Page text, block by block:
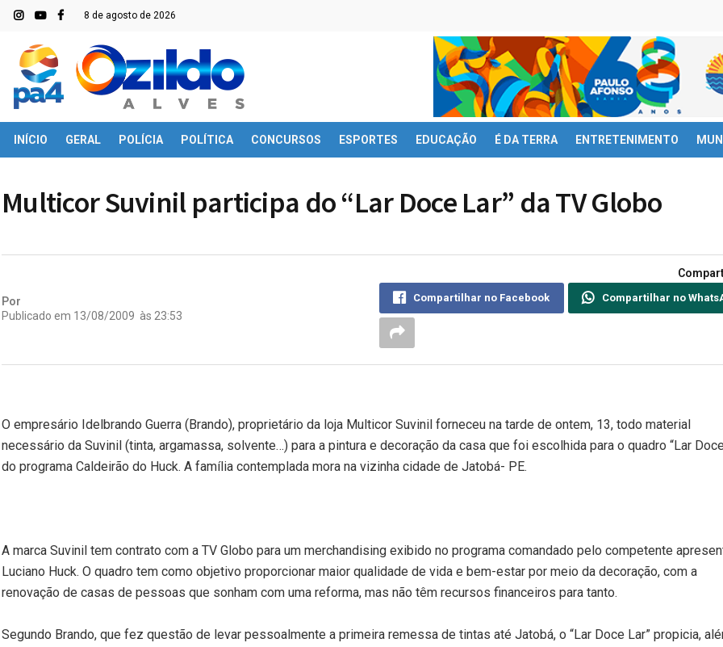
8 de agosto de 2026
INÍCIO GERAL POLÍCIA POLÍTICA CONCURSOS ESPORTES EDUCAÇÃO É DA TERRA ENTRETENIMENTO
Multicor Suvinil participa do “Lar Doce Lar” da TV Globo
Por
Publicado em 13/08/2009 às 23:53
Compartilhar no Facebook Compartilhar no
O empresário Idelbrando Guerra (Brando), proprietário da loja Multicor Suvinil forneceu na tarde de ontem, 13, todo material
necessário da Suvinil (tinta, argamassa, solvente…) para a pintura e decoração da casa que foi escolhida para o quadro “Lar
do programa Caldeirão do Huck. A família contemplada mora na vizinha cidade de Jatobá- PE.
A marca Suvinil tem contrato com a TV Globo para um merchandising exibido no programa comandado pelo competente
Luciano Huck. O quadro tem como objetivo proporcionar maior qualidade de vida e bem-estar por meio da decoração, com a
renovação de casas de pessoas que sonham com uma reforma, mas não têm recursos financeiros para tanto.
Segundo Brando, que fez questão de levar pessoalmente a primeira remessa de tintas até Jatobá, o “Lar Doce Lar” propicia,